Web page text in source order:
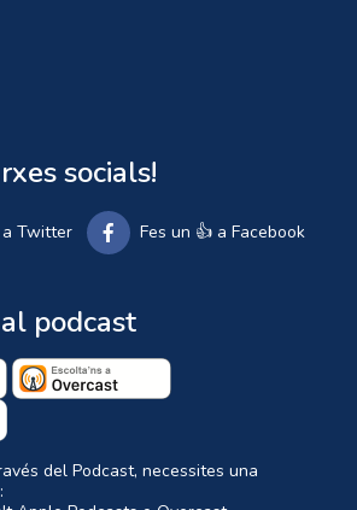
socials!
Twitter Fes un 👍 a Facebook
podcast
del Podcast, necessites una